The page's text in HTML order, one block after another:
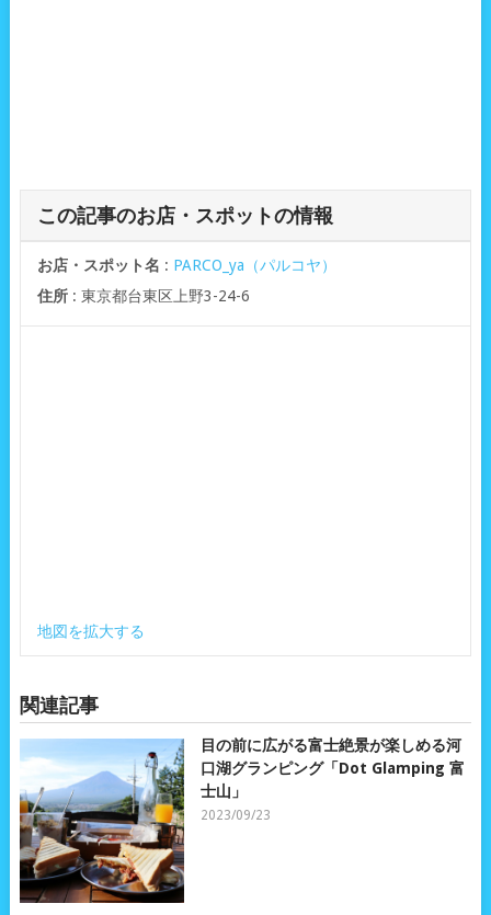
この記事のお店・スポットの情報
お店・スポット名 : PARCO_ya（パルコヤ）
住所: 東京都台東区上野3-24-6
地図を拡大する
関連記事
目の前に広がる富士絶景が楽しめる河
口湖グランピング「Dot Glamping 富
士山」
2023/09/23